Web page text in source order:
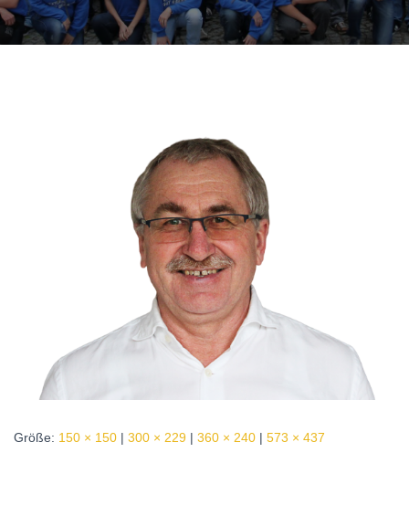
E
Größe: 150 × 150 | 300 × 229 | 360 × 240 | 573 × 437